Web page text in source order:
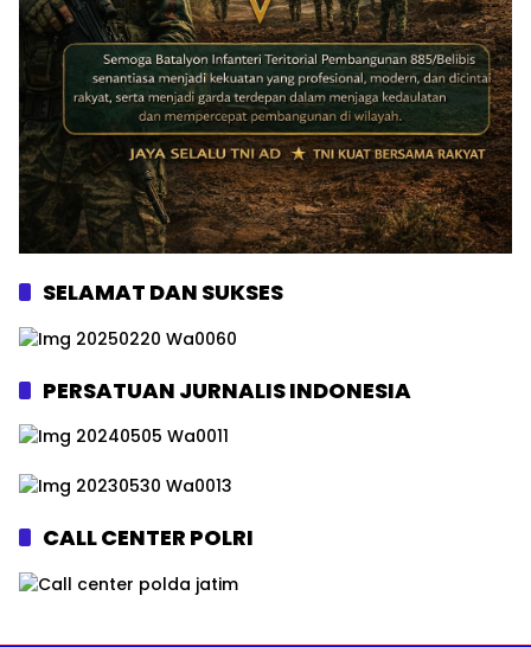
SELAMAT DAN SUKSES
PERSATUAN JURNALIS INDONESIA
CALL CENTER POLRI